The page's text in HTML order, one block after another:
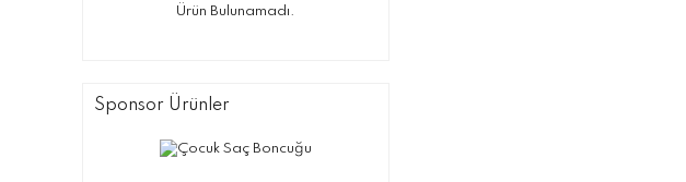
Ürün Bulunamadı.
Sponsor Ürünler